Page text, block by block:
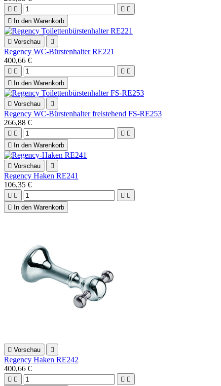
   

In den Warenkorb
 Vorschau 
Regency WC-Bürstenhalter RE221
400,66 €
   

In den Warenkorb
 Vorschau 
Regency WC-Bürstenhalter freistehend FS-RE253
266,88 €
   

In den Warenkorb
 Vorschau 
Regency Haken RE241
106,35 €
   

In den Warenkorb
 Vorschau 
Regency Haken RE242
400,66 €
   